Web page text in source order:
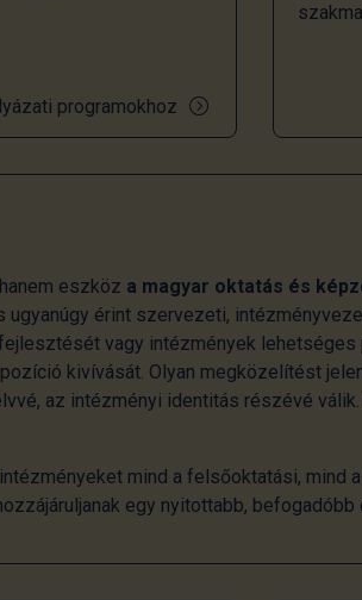
programokhoz
eszköz a magyar oktatás és
ugyanúgy érint szervezeti,
vagy intézmények
kivívását. Olyan megközelítést
az intézményi identitás részévé
intézményeket mind a felsőoktatási,
egy nyitottabb,